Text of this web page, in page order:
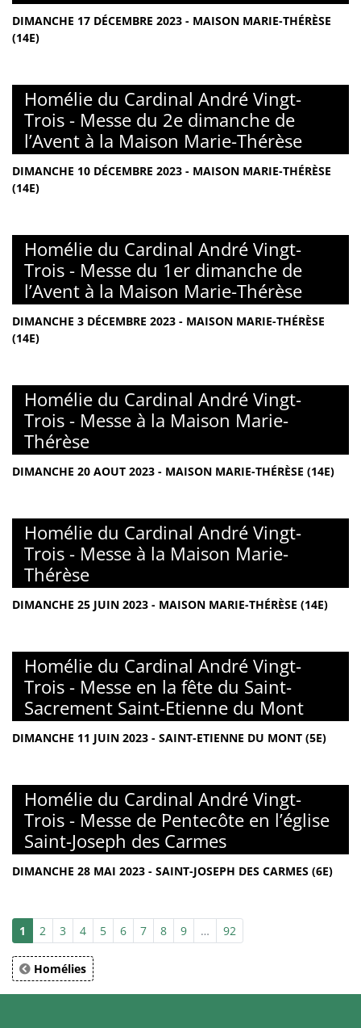
DIMANCHE 17 DÉCEMBRE 2023 - MAISON MARIE-THÉRÈSE
(14E)
Homélie du Cardinal André Vingt-
Trois - Messe du 2e dimanche de
l’Avent à la Maison Marie-Thérèse
DIMANCHE 10 DÉCEMBRE 2023 - MAISON MARIE-THÉRÈSE
(14E)
Homélie du Cardinal André Vingt-
Trois - Messe du 1er dimanche de
l’Avent à la Maison Marie-Thérèse
DIMANCHE 3 DÉCEMBRE 2023 - MAISON MARIE-THÉRÈSE
(14E)
Homélie du Cardinal André Vingt-
Trois - Messe à la Maison Marie-
Thérèse
DIMANCHE 20 AOUT 2023 - MAISON MARIE-THÉRÈSE (14E)
Homélie du Cardinal André Vingt-
Trois - Messe à la Maison Marie-
Thérèse
DIMANCHE 25 JUIN 2023 - MAISON MARIE-THÉRÈSE (14E)
Homélie du Cardinal André Vingt-
Trois - Messe en la fête du Saint-
Sacrement Saint-Etienne du Mont
DIMANCHE 11 JUIN 2023 - SAINT-ETIENNE DU MONT (5E)
Homélie du Cardinal André Vingt-
Trois - Messe de Pentecôte en l’église
Saint-Joseph des Carmes
DIMANCHE 28 MAI 2023 - SAINT-JOSEPH DES CARMES (6E)
1 2 3 4 5 6 7 8 9 … 92
Homélies